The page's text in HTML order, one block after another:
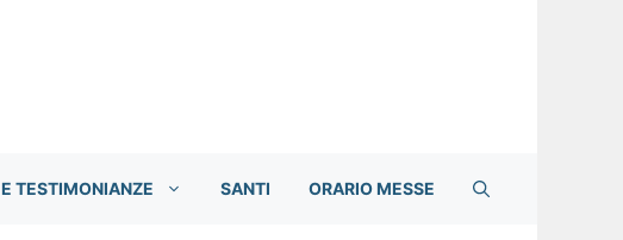
TESTIMONIANZE SANTI ORARIO MESSE